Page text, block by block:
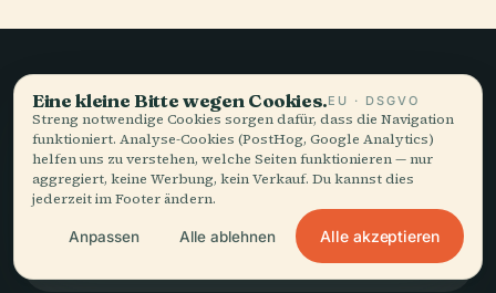
Langsames Reisen,
gut erzählt.
BLEIBEN SIE AUF DEM LAUFENDEN
Beitreten
Eine kleine Bitte wegen Cookies.EU · DSGVO
Streng notwendige Cookies sorgen dafür, dass die Navigation
funktioniert. Analyse-Cookies (PostHog, Google Analytics)
helfen uns zu verstehen, welche Seiten funktionieren — nur
aggregiert, keine Werbung, kein Verkauf. Du kannst dies
jederzeit im Footer ändern.
Anpassen Alle ablehnen Alle akzeptieren